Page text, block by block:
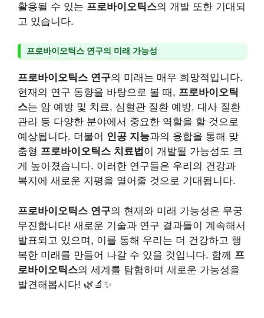
활용될 수 있는 프로바이오틱스의 개발 또한 기대되
고 있습니다.
프로바이오틱스 연구의 미래 가능성
프로바이오틱스 연구의 미래는 매우 희망적입니다.
현재의 연구 동향을 바탕으로 볼 때, 프로바이오틱
스는 암 예방 및 치료, 심혈관 질환 예방, 대사 질환
관리 등 다양한 분야에서 중요한 역할을 할 것으로
예상됩니다. 더불어 인공 지능과의 융합을 통해 맞
춤형 프로바이오틱스 치료법 이 개발될 가능성도 크
게 높아졌습니다. 이러한 연구들은 우리의 건강과
복지에 새로운 지평을 열어줄 것으로 기대됩니다.
프로바이오틱스 연구의 현재와 미래 가능성은 무궁
무진합니다! 새로운 기술과 연구 결과들이 계속해서
발표되고 있으며, 이를 통해 우리는 더 건강하고 행
복한 미래를 만들어 나갈 수 있을 것입니다. 함께 프
로바이오틱스의 세계를 탐험하며 새로운 가능성을
발견해봅시다! 🌿🔬✨